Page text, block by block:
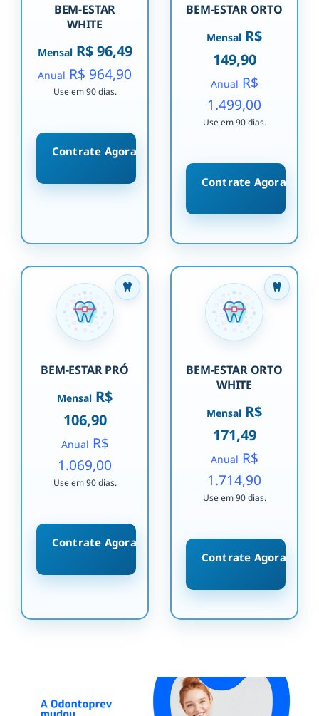
BEM-ESTAR
WHITE
MensalR$ 96,49
Anual R$ 964,90
Use em 90 dias.
Contrate Agora
BEM-ESTAR ORTO
Mensal R$
149,90
Anual R$
1.499,00
Use em 90 dias.
Contrate Agora
BEM-ESTAR PRÓ
Mensal R$
106,90
Anual R$
1.069,00
Use em 90 dias.
Contrate Agora
BEM-ESTAR ORTO
WHITE
Mensal R$
171,49
Anual R$
1.714,90
Use em 90 dias.
Contrate Agora